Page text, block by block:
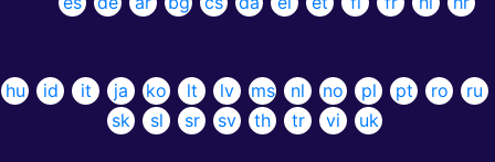
hu id it ja ko lt lv ms nl no pl pt ro
ru
sk
sl sr sv th tr vi uk